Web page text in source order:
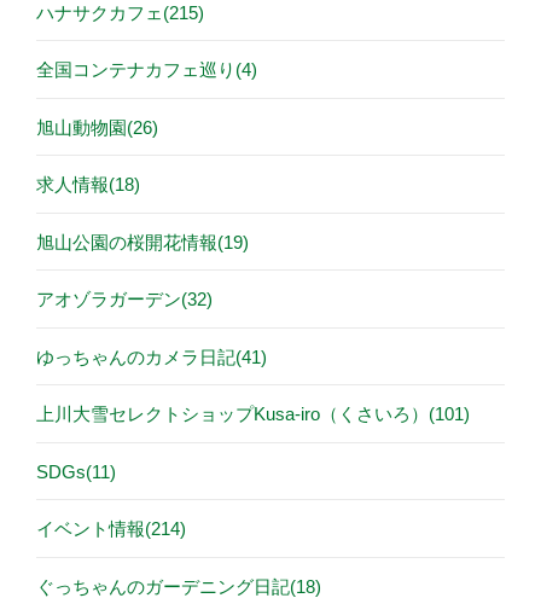
ハナサクカフェ(215)
全国コンテナカフェ巡り(4)
旭山動物園(26)
求人情報(18)
旭山公園の桜開花情報(19)
アオゾラガーデン(32)
ゆっちゃんのカメラ日記(41)
上川大雪セレクトショップKusa-iro（くさいろ）(101)
SDGs(11)
イベント情報(214)
ぐっちゃんのガーデニング日記(18)